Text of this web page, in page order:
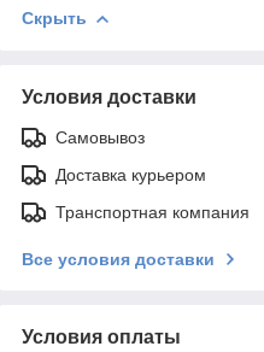
Скрыть
Условия доставки
Самовывоз
Доставка курьером
Транспортная компания
Все условия доставки
Условия оплаты